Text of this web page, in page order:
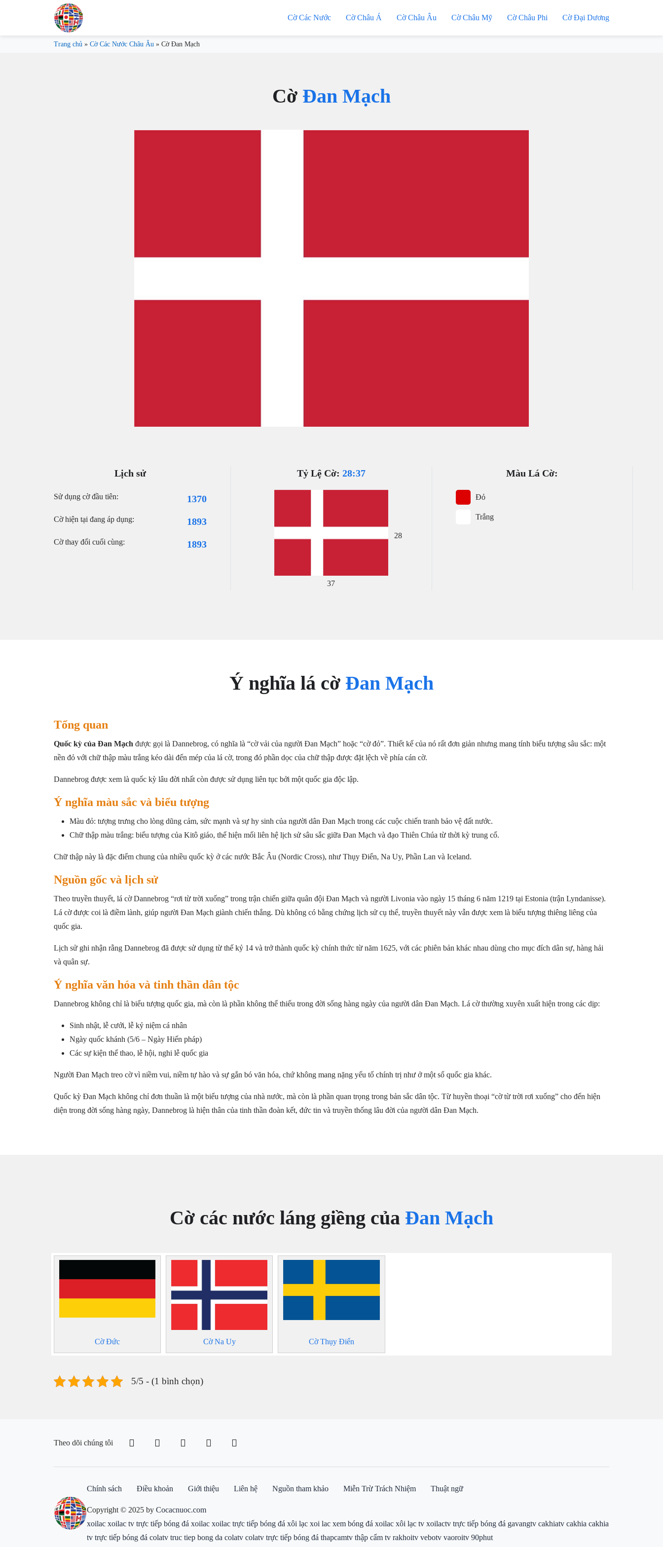
Cờ Các Nước Cờ Châu Á Cờ Châu Âu Cờ Châu Mỹ Cờ Châu Phi Cờ Đại Dương
Trang chủ » Cờ Các Nước Châu Âu » Cờ Đan Mạch
Cờ Đan Mạch
Lịch sử
Sử dụng cờ đầu tiên: 1370
Cờ hiện tại đang áp dụng: 1893
Cờ thay đổi cuối cùng: 1893
Tỷ Lệ Cờ: 28:37
37
28
Màu Lá Cờ:
Đỏ
Trắng
Ý nghĩa lá cờ Đan Mạch
Tổng quan
Quốc kỳ của Đan Mạch được gọi là Dannebrog, có nghĩa là “cờ vải của người Đan Mạch” hoặc “cờ đỏ”. Thiết kế của nó rất đơn giản nhưng mang tính biểu tượng sâu sắc: một
nền đỏ với chữ thập màu trắng kéo dài đến mép của lá cờ, trong đó phần dọc của chữ thập được đặt lệch về phía cán cờ.
Dannebrog được xem là quốc kỳ lâu đời nhất còn được sử dụng liên tục bởi một quốc gia độc lập.
Ý nghĩa màu sắc và biểu tượng
Màu đỏ: tượng trưng cho lòng dũng cảm, sức mạnh và sự hy sinh của người dân Đan Mạch trong các cuộc chiến tranh bảo vệ đất nước.
Chữ thập màu trắng: biểu tượng của Kitô giáo, thể hiện mối liên hệ lịch sử sâu sắc giữa Đan Mạch và đạo Thiên Chúa từ thời kỳ trung cổ.
Chữ thập này là đặc điểm chung của nhiều quốc kỳ ở các nước Bắc Âu (Nordic Cross), như Thụy Điển, Na Uy, Phần Lan và Iceland.
Nguồn gốc và lịch sử
Theo truyền thuyết, lá cờ Dannebrog “rơi từ trời xuống” trong trận chiến giữa quân đội Đan Mạch và người Livonia vào ngày 15 tháng 6 năm 1219 tại Estonia (trận Lyndanisse).
Lá cờ được coi là điềm lành, giúp người Đan Mạch giành chiến thắng. Dù không có bằng chứng lịch sử cụ thể, truyền thuyết này vẫn được xem là biểu tượng thiêng liêng của
quốc gia.
Lịch sử ghi nhận rằng Dannebrog đã được sử dụng từ thế kỷ 14 và trở thành quốc kỳ chính thức từ năm 1625, với các phiên bản khác nhau dùng cho mục đích dân sự, hàng hải
và quân sự.
Ý nghĩa văn hóa và tinh thần dân tộc
Dannebrog không chỉ là biểu tượng quốc gia, mà còn là phần không thể thiếu trong đời sống hàng ngày của người dân Đan Mạch. Lá cờ thường xuyên xuất hiện trong các dịp:
Sinh nhật, lễ cưới, lễ kỷ niệm cá nhân
Ngày quốc khánh (5/6 – Ngày Hiến pháp)
Các sự kiện thể thao, lễ hội, nghi lễ quốc gia
Người Đan Mạch treo cờ vì niềm vui, niềm tự hào và sự gắn bó văn hóa, chứ không mang nặng yếu tố chính trị như ở một số quốc gia khác.
Quốc kỳ Đan Mạch không chỉ đơn thuần là một biểu tượng của nhà nước, mà còn là phần quan trọng trong bản sắc dân tộc. Từ huyền thoại “cờ từ trời rơi xuống” cho đến hiện
diện trong đời sống hàng ngày, Dannebrog là hiện thân của tinh thần đoàn kết, đức tin và truyền thống lâu đời của người dân Đan Mạch.
Cờ các nước láng giềng của Đan Mạch
Cờ Đức Cờ Na Uy Cờ Thụy Điển
5/5 - (1 bình chọn)
Theo dõi chúng tôi
Chính sách Điều khoản Giới thiệu Liên hệ Nguồn tham khảo Miễn Trừ Trách Nhiệm Thuật ngữ
Copyright © 2025 byCocacnuoc.com
xoilac xoilac tv trực tiếp bóng đá xoilac xoilac trực tiếp bóng đá xôi lạc xoi lac xem bóng đá xoilac xôi lạc tv xoilactv trực tiếp bóng đá gavangtv cakhiatv cakhia cakhia
tv trực tiếp bóng đá colatv truc tiep bong da colatv colatv trực tiếp bóng đá thapcamtv thập cẩm tv rakhoitv vebotv vaoroitv 90phut